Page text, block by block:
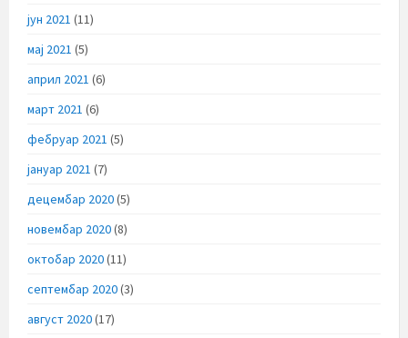
јун 2021 (11)
мај 2021 (5)
април 2021 (6)
март 2021 (6)
фебруар 2021 (5)
јануар 2021 (7)
децембар 2020(5)
новембар 2020(8)
октобар 2020(11)
септембар 2020(3)
август 2020(17)